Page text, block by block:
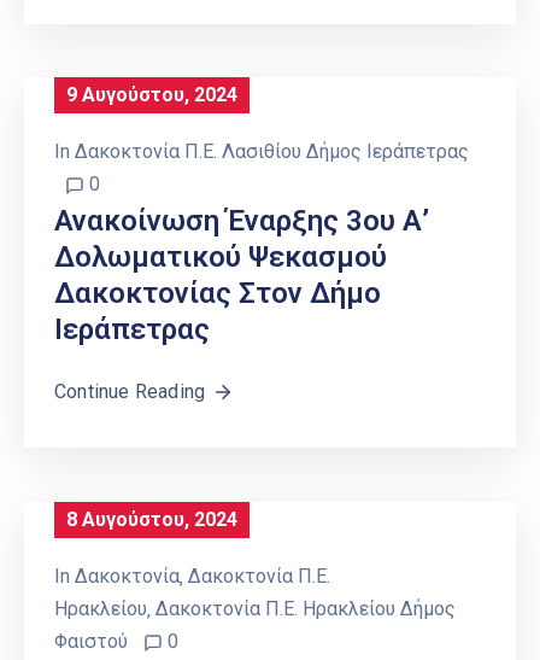
9 Αυγούστου, 2024
In Δακοκτονία Π.Ε. Λασιθίου Δήμος Ιεράπετρας
0
Ανακοίνωση Έναρξης 3ου Α’
Δολωματικού Ψεκασμού
Δακοκτονίας Στον Δήμο
Ιεράπετρας
Continue Reading
8 Αυγούστου, 2024
In Δακοκτονία‚ Δακοκτονία Π.Ε.
Ηρακλείου‚ Δακοκτονία Π.Ε. Ηρακλείου Δήμος
Φαιστού
0